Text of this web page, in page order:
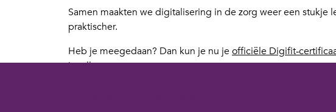
Samen maakten we digitalisering in de zorg weer een stukje
praktischer.
Heb je meegedaan? Dan kun je nu jeofficiële
invullen.